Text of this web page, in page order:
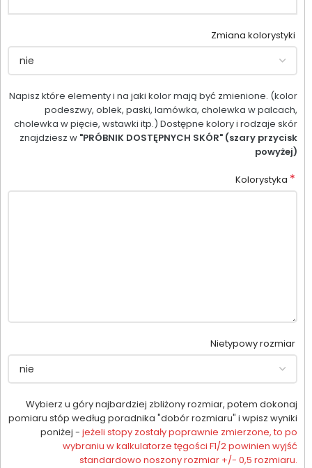
Zmiana kolorystyki
Napisz które elementy i na jaki kolor mają być zmienione. (kolor
podeszwy, oblek, paski, lamówka, cholewka w palcach,
cholewka w pięcie, wstawki itp.) Dostępne kolory i rodzaje skór
znajdziesz w "PRÓBNIK DOSTĘPNYCH SKÓR" (szary przycisk
powyżej)
Kolorystyka *
Nietypowy rozmiar
Wybierz u góry najbardziej zbliżony rozmiar, potem dokonaj
pomiaru stóp według poradnika "dobór rozmiaru" i wpisz wyniki
poniżej - jeżeli stopy zostały poprawnie zmierzone, to po
wybraniu w kalkulatorze tęgości F1/2 powinien wyjść
standardowo noszony rozmiar +/- 0,5 rozmiaru.